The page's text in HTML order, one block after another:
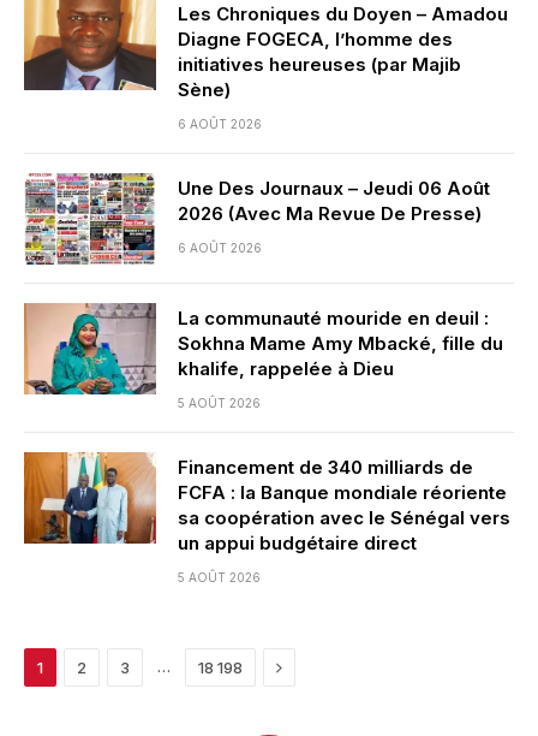
Les Chroniques du Doyen – Amadou
Diagne FOGECA, l’homme des
initiatives heureuses (par Majib
Sène)
6 AOÛT 2026
Une Des Journaux – Jeudi 06 Août
2026 (Avec Ma Revue De Presse)
6 AOÛT 2026
La communauté mouride en deuil :
Sokhna Mame Amy Mbacké, fille du
khalife, rappelée à Dieu
5 AOÛT 2026
Financement de 340 milliards de
FCFA : la Banque mondiale réoriente
sa coopération avec le Sénégal vers
un appui budgétaire direct
5 AOÛT 2026
1 2 3 … 18 198 Next